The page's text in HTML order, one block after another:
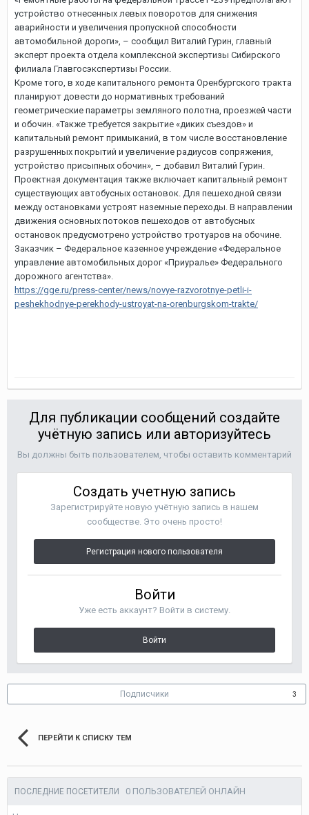
устройство отнесенных левых поворотов для снижения
аварийности и увеличения пропускной способности
автомобильной дороги», – сообщил Виталий Гурин, главный
эксперт проекта отдела комплексной экспертизы Сибирского
филиала Главгосэкспертизы России.
Кроме того, в ходе капитального ремонта Оренбургского тракта
планируют довести до нормативных требований
геометрические параметры земляного полотна, проезжей части
и обочин. «Также требуется закрытие «диких съездов» и
капитальный ремонт примыканий, в том числе восстановление
разрушенных покрытий и увеличение радиусов сопряжения,
устройство присыпных обочин», – добавил Виталий Гурин.
Проектная документация также включает капитальный ремонт
существующих автобусных остановок. Для пешеходной связи
между остановками устроят наземные переходы. В направлении
движения основных потоков пешеходов от автобусных
остановок предусмотрено устройство тротуаров на обочине.
Заказчик – Федеральное казенное учреждение «Федеральное
управление автомобильных дорог «Приуралье» Федерального
дорожного агентства».
https://gge.ru/press-center/news/novye-razvorotnye-petli-i-
peshekhodnye-perekhody-ustroyat-na-orenburgskom-trakte/
Для публикации сообщений создайте
учётную запись или авторизуйтесь
Вы должны быть пользователем, чтобы оставить комментарий
Создать учетную запись
Зарегистрируйте новую учётную запись в нашем
сообществе. Это очень просто!
Регистрация нового пользователя
Войти
Уже есть аккаунт? Войти в систему.
Войти
Подписчики 3
ПЕРЕЙТИ К СПИСКУ ТЕМ
ПОСЛЕДНИЕ ПОСЕТИТЕЛИ 0 ПОЛЬЗОВАТЕЛЕЙ ОНЛАЙН